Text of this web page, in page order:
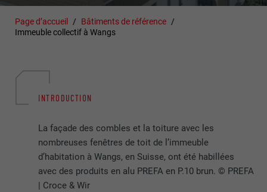
Page d’accueil
Bâtiments de référence
Immeuble collectif à Wangs
INTRODUCTION
La façade des combles et la toiture avec les
nombreuses fenêtres de toit de l’immeuble
d’habitation à Wangs, en Suisse, ont été habillées
avec des produits en alu PREFA en P.10 brun. © PREFA
| Croce & Wir